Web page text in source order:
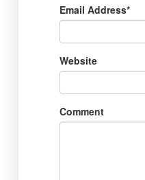
Email Address*
Website
Comment